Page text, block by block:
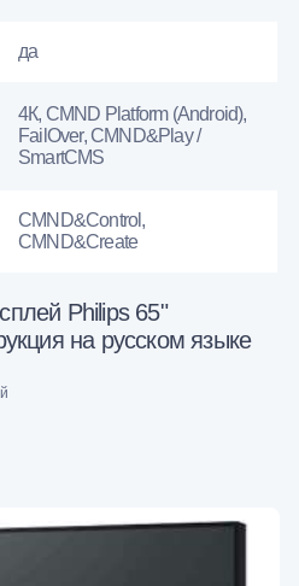
да
4К, CMND Platform (Android),
FailOver, CMND&Play /
SmartCMS
CMND&Control,
CMND&Create
Philips 65"
на русском языке